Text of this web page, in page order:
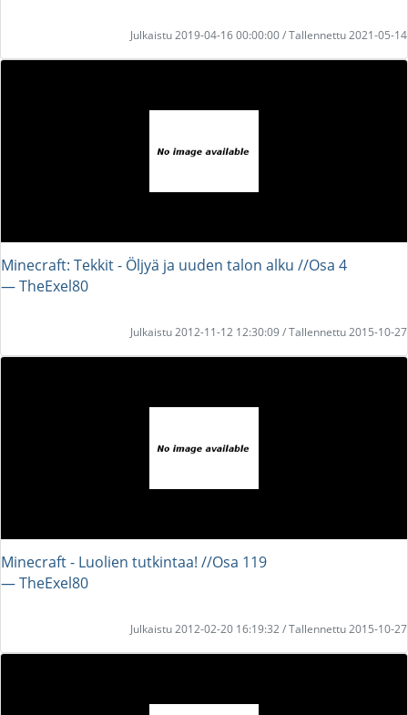
Julkaistu 2019-04-16 00:00:00 / Tallennettu 2021-05-14
Minecraft: Tekkit - Öljyä ja uuden talon alku //Osa 4
― TheExel80
Julkaistu 2012-11-12 12:30:09 / Tallennettu 2015-10-27
Minecraft - Luolien tutkintaa! //Osa 119
― TheExel80
Julkaistu 2012-02-20 16:19:32 / Tallennettu 2015-10-27